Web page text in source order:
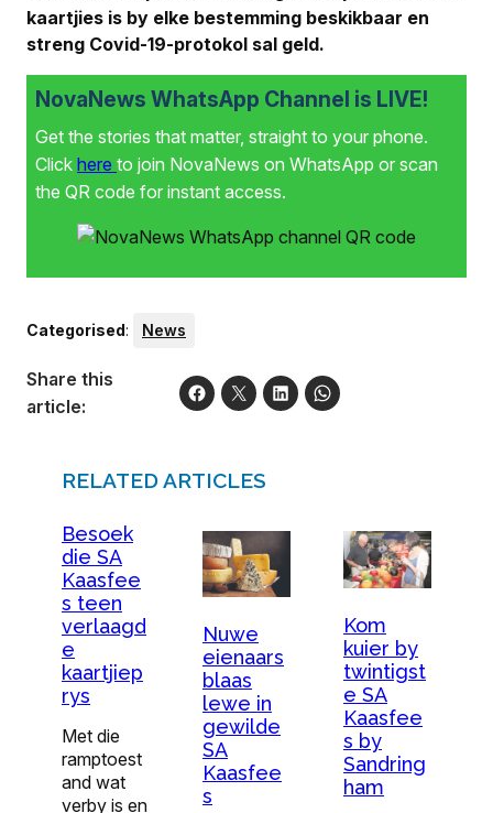
kaartjies is by elke bestemming beskikbaar en
streng Covid-19-protokol sal geld.
NovaNews WhatsApp Channel is LIVE!
Get the stories that matter, straight to your phone.
Click here to join NovaNews on WhatsApp or scan
the QR code for instant access.
Categorised : News
Share this
article:
RELATED ARTICLES
Besoek
die SA
Kaasfee
s teen
verlaagd
e
kaartjiep
rys
Met die
ramptoest
and wat
verby is en
Nuwe
eienaars
blaas
lewe in
gewilde
SA
Kaasfee
s
Kom
kuier by
twintigst
e SA
Kaasfee
s by
Sandring
ham